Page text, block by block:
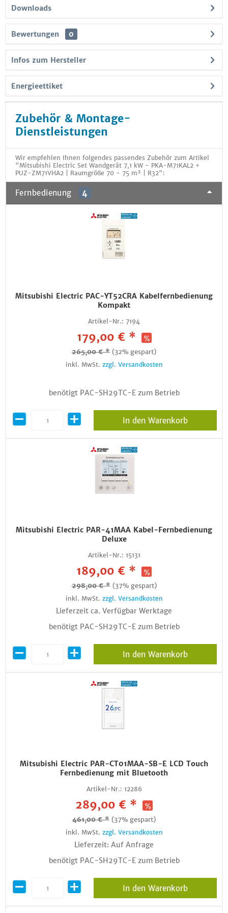
Downloads
Bewertungen 0
Infos zum Hersteller
Energieettiket
Zubehör & Montage-
Dienstleistungen
Wir empfehlen Ihnen folgendes passendes Zubehör zum Artikel
"Mitsubishi Electric Set Wandgerät 7,1 kW - PKA-M71KAL2 +
PUZ-ZM71VHA2 | Raumgröße 70 - 75 m² | R32":
Fernbedienung 4
Mitsubishi Electric PAC-YT52CRA Kabelfernbedienung
Kompakt
Artikel-Nr.: 7194
179,00 € *
265,00 € * (32% gespart)
inkl. MwSt. zzgl. Versandkosten
benötigt PAC-SH29TC-E zum Betrieb
In den Warenkorb
Mitsubishi Electric PAR-41MAA Kabel-Fernbedienung
Deluxe
Artikel-Nr.: 15131
189,00 € *
298,00 € * (37% gespart)
inkl. MwSt. zzgl. Versandkosten
Lieferzeit ca. Verfügbar Werktage
benötigt PAC-SH29TC-E zum Betrieb
In den Warenkorb
Mitsubishi Electric PAR-CT01MAA-SB-E LCD Touch
Fernbedienung mit Bluetooth
Artikel-Nr.: 12286
289,00 € *
461,00 € * (37% gespart)
inkl. MwSt. zzgl. Versandkosten
Lieferzeit: Auf Anfrage
benötigt PAC-SH29TC-E zum Betrieb
In den Warenkorb